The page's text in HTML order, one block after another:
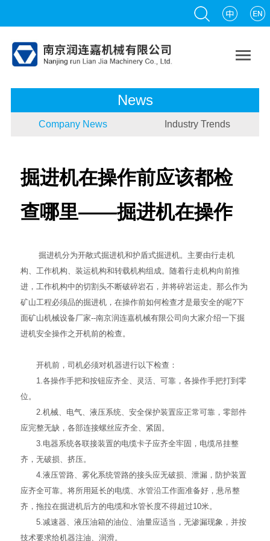

News
Company News Industry Trends
掘进机在操作前应该都检
查哪里——掘进机在操作
掘进机分为开敞式掘进机和护盾式掘进机。主要由行走机
构、工作机构、装运机构和转载机构组成。随着行走机构向前推
进，工作机构中的切割头不断破碎岩石，并将碎岩运走。那么作为
矿山工程必须品的掘进机，在操作前如何检查才是最安全的呢?下
面矿山机械设备厂家--南京润连嘉机械有限公司向大家介绍一下掘
进机安全操作之开机前的检查。
开机前，司机必须对机器进行以下检查：
1.各操作手把和按钮应齐全、灵活、可靠，各操作手把打到零
位。
2.机械、电气、液压系统、安全保护装置应正常可靠，零部件
应完整无缺，各部连接螺丝应齐全、紧固。
3.电器系统各联接装置的电缆卡子应齐全牢固，电缆吊挂整
齐，无破损、挤压。
4.液压管路、雾化系统管路的接头应无破损、泄漏，防护装置
应齐全可靠。将所用延长的电缆、水管沿工作面准备好，悬吊整
齐，拖拉在掘进机后方的电缆和水管长度不得超过10米。
5.减速器、液压油箱的油位、油量应适当，无渗漏现象，并按
技术要求给机器注油、润滑。